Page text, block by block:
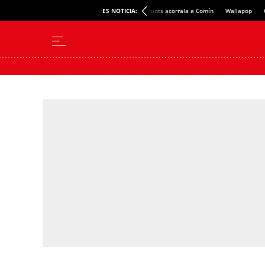
ES NOTICIA: Junts acorrala a Comín Wallapop